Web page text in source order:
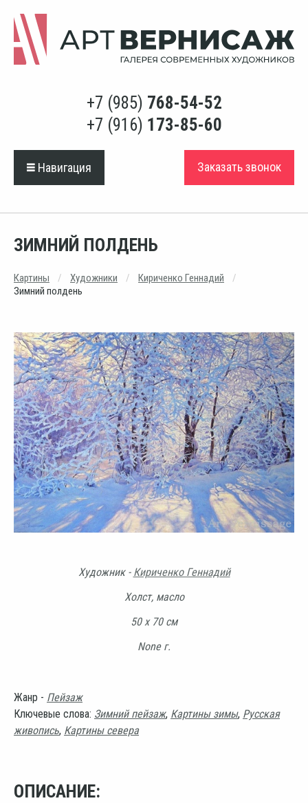
+7 (985) 768-54-52
+7 (916) 173-85-60
Навигация Заказать звонок
ЗИМНИЙ ПОЛДЕНЬ
Картины Художники
Кириченко Геннадий
Зимний полдень
Художник - Кириченко Геннадий
Холст, масло
50 х 70 см
None г.
Жанр - Пейзаж
Ключевые слова: Зимний пейзаж, Картины зимы, Русская
живопись, Картины севера
ОПИСАНИЕ: